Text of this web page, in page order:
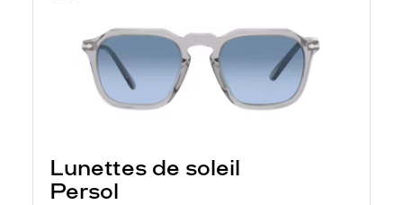
Lunettes de soleil
Persol